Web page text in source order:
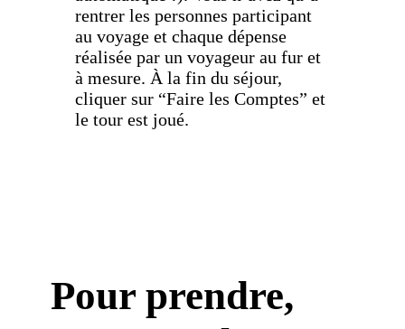
rentrer les personnes participant
au voyage et chaque dépense
réalisée par un voyageur au fur et
à mesure. À la fin du séjour,
cliquer sur “Faire les Comptes” et
le tour est joué.
Pour prendre,